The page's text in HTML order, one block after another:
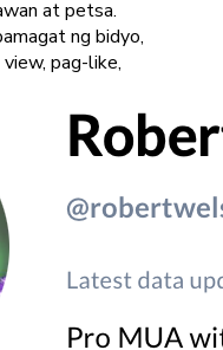
at petsa.
ng bidyo,
pag-like,